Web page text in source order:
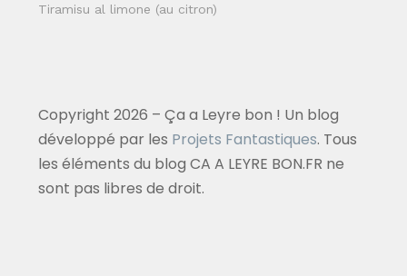
Tiramisu al limone (au citron)
Copyright 2026 – Ça a Leyre bon ! Un blog
développé par les Projets Fantastiques. Tous
les éléments du blog CA A LEYRE BON.FR ne
sont pas libres de droit.